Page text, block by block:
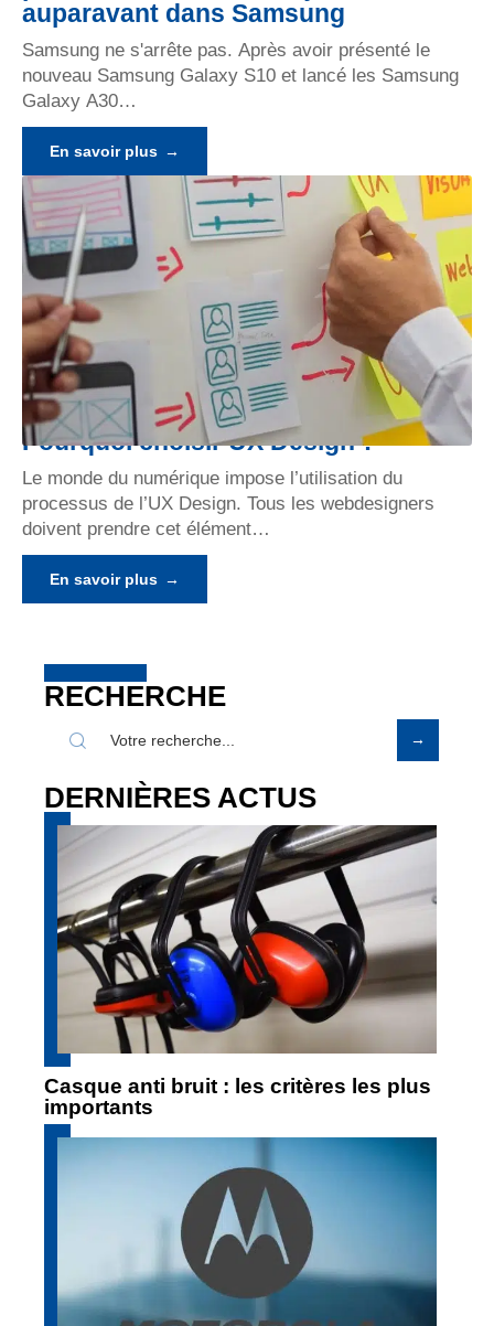
auparavant dans Samsung
Samsung ne s'arrête pas. Après avoir présenté le
nouveau Samsung Galaxy S10 et lancé les Samsung
Galaxy A30…
En savoir plus
Pourquoi choisir UX Design ?
Le monde du numérique impose l’utilisation du
processus de l’UX Design. Tous les webdesigners
doivent prendre cet élément…
En savoir plus
RECHERCHE
DERNIÈRES ACTUS
Casque anti bruit : les critères les plus
importants